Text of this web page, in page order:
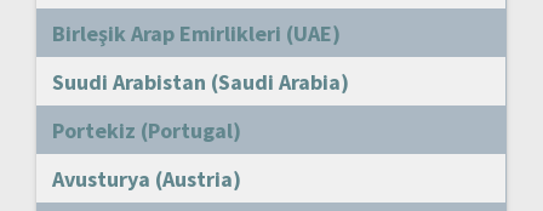
Birleşik Arap Emirlikleri (UAE)
Suudi Arabistan (Saudi Arabia)
Portekiz (Portugal)
Avusturya (Austria)